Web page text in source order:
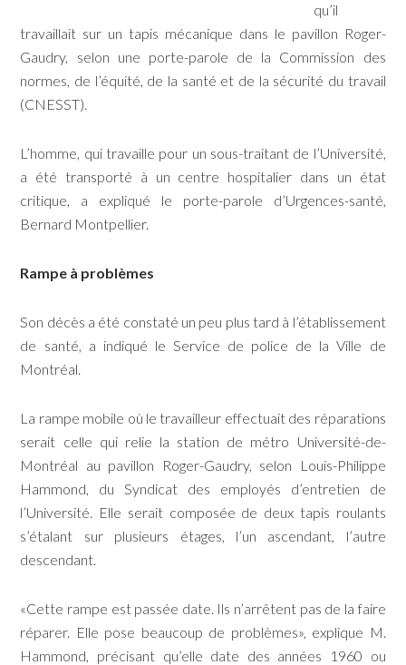
qu’il
travaillait sur un tapis mécanique dans le pavillon Roger-
Gaudry, selon une porte-parole de la Commission des
normes, de l’équité, de la santé et de la sécurité du travail
(CNESST).
L’homme, qui travaille pour un sous-traitant de l’Université,
a été transporté à un centre hospitalier dans un état
critique, a expliqué le porte-parole d’Urgences-santé,
Bernard Montpellier.
Rampe à problèmes
Son décès a été constaté un peu plus tard à l’établissement
de santé, a indiqué le Service de police de la Ville de
Montréal.
La rampe mobile où le travailleur effectuait des réparations
serait celle qui relie la station de métro Université-de-
Montréal au pavillon Roger-Gaudry, selon Louis-Philippe
Hammond, du Syndicat des employés d’entretien de
l’Université. Elle serait composée de deux tapis roulants
s’étalant sur plusieurs étages, l’un ascendant, l’autre
descendant.
«Cette rampe est passée date. Ils n’arrêtent pas de la faire
réparer. Elle pose beaucoup de problèmes», explique M.
Hammond, précisant qu’elle date des années 1960 ou